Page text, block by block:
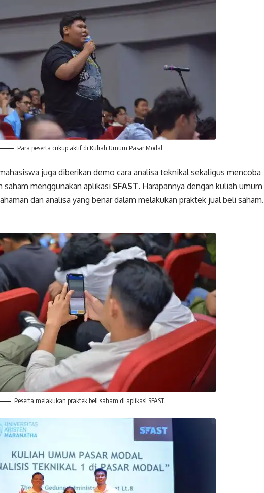
Para peserta cukup aktif di Kuliah Umum Pasar Modal
juga diberikan demo cara analisa teknikal sekaligus mencoba
menggunakan aplikasi SFAST. Harapannya dengan kuliah umum
dan analisa yang benar dalam melakukan praktek jual beli saham.
Peserta melakukan praktek beli saham di aplikasi SFAST.